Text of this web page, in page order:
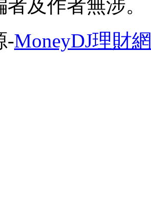
及作者無涉。
-MoneyDJ理財網